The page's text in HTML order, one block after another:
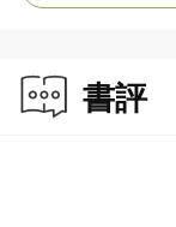
書評